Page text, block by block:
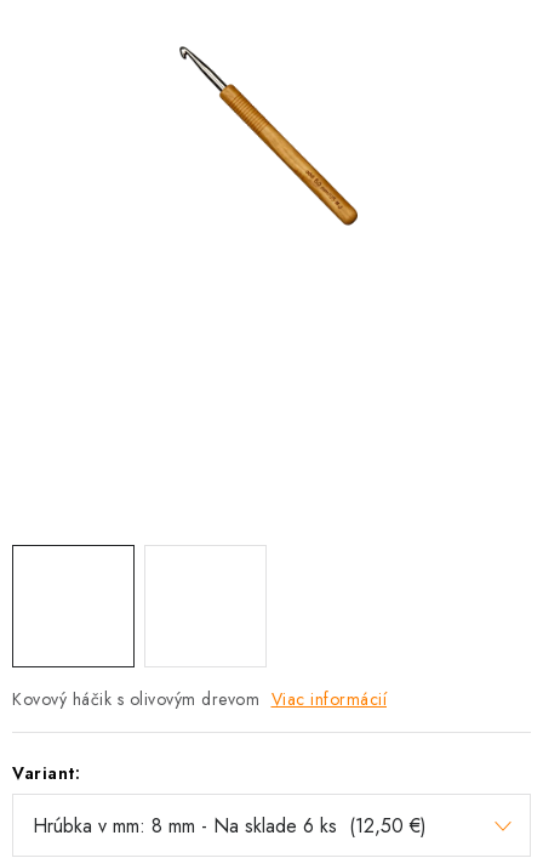
Kovový háčik s olivovým drevom Viac informácií
Variant: